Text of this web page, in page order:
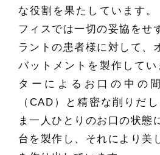
な役割を果たしています
フィスでは一切の妥協をせ
ラントの患者様に対して、
バットメントを製作して
ターによるお口の中の
（CAD）と精密な削りだ
ま一人ひとりのお口の状態
台を製作し、それにより美